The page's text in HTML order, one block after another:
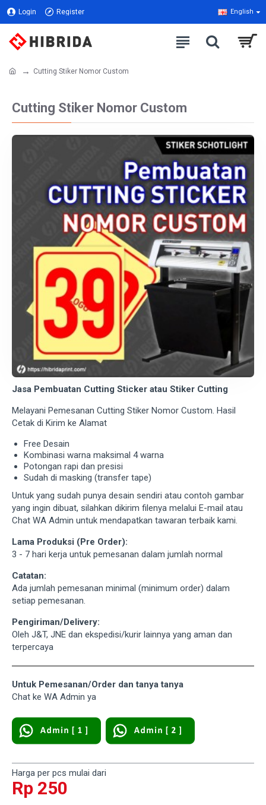
Login Register English
Cutting Stiker Nomor Custom
Cutting Stiker Nomor Custom
Jasa Pembuatan Cutting Sticker atau Stiker Cutting
Melayani Pemesanan Cutting Stiker Nomor Custom. Hasil
Cetak di Kirim ke Alamat
Free Desain
Kombinasi warna maksimal 4 warna
Potongan rapi dan presisi
Sudah di masking (transfer tape)
Untuk yang sudah punya desain sendiri atau contoh gambar
yang ingin dibuat, silahkan dikirim filenya melalui E-mail atau
Chat WA Admin untuk mendapatkan tawaran terbaik kami.
Lama Produksi (Pre Order):
3 - 7 hari kerja untuk pemesanan dalam jumlah normal
Catatan:
Ada jumlah pemesanan minimal (minimum order) dalam
setiap pemesanan.
Pengiriman/Delivery:
Oleh J&T, JNE dan ekspedisi/kurir lainnya yang aman dan
terpercaya
Untuk Pemesanan/Order dan tanya tanya
Chat ke WA Admin ya
Harga per pcs mulai dari
Rp 250